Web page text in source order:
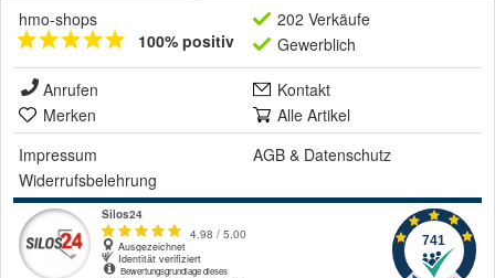
hmo-shops
100% positiv
202 Verkäufe
Gewerblich
Anrufen
Kontakt
Merken
Alle Artikel
Impressum
AGB & Datenschutz
Widerrufsbelehrung